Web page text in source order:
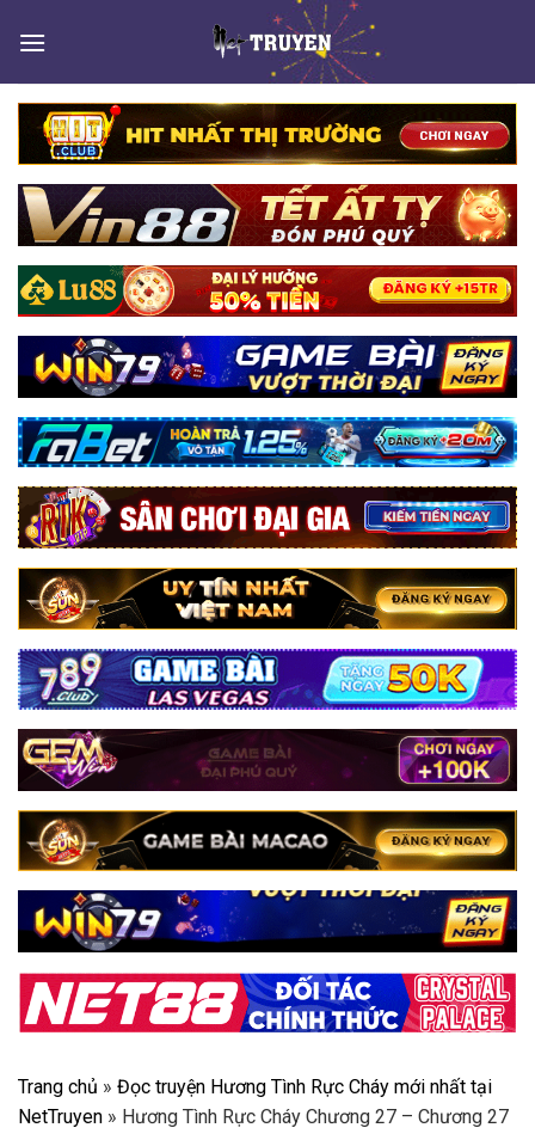
Trang chủ » Đọc truyện Hương Tình Rực Cháy mới nhất tại
NetTruyen » Hương Tình Rực Cháy Chương 27 – Chương 27